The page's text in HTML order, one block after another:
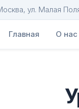
ул. Малая
Главная О нас